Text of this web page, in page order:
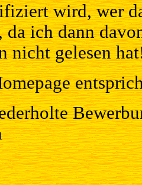
wird, wer
ich dann
nicht gelesen